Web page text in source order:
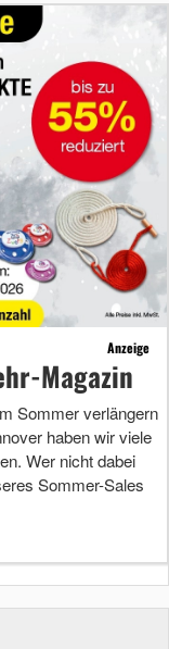
Anzeige
Magazin
Sommer verlängern
haben wir viele
Wer nicht dabei
Sommer-Sales